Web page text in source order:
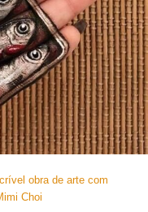
obra de arte com
Choi